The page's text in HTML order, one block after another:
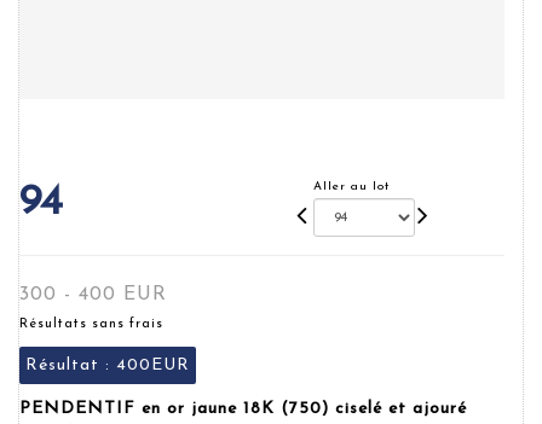
94 Aller au lot
300 - 400 EUR
Résultats sans frais
Résultat : 400EUR
PENDENTIF en or jaune 18K (750) ciselé et ajouré